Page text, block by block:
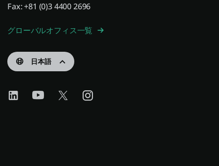
Fax: +81 (0)3 4400 2696
グローバルオフィス一覧
日本語